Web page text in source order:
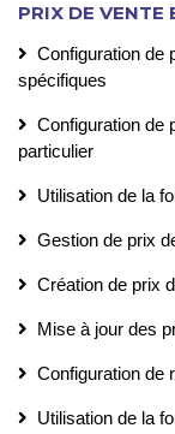
PRIX DE VENTE
Configuration de
spécifiques
Configuration de
particulier
Utilisation de la
Gestion de prix
Création de prix
Mise à jour des
Configuration de
Utilisation de la